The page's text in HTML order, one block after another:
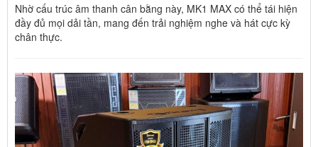
Nhờ cấu trúc âm thanh cân bằng này, MK1 MAX có thể tái hiện
đầy đủ mọi dải tần, mang đến trải nghiệm nghe và hát cực kỳ
chân thực.